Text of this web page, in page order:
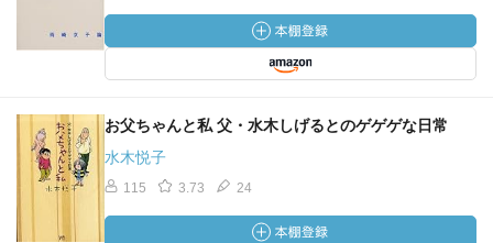
お父ちゃんと私 父・水木しげるとのゲゲゲな日常
水木悦子
115 3.73 24